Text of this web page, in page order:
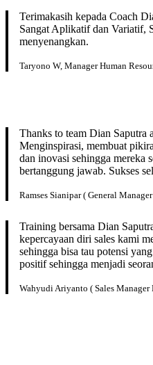
Terimakasih kepada Coach
Sangat Aplikatif dan Variatif,
menyenangkan.
Taryono W, Manager Human
Thanks to team Dian Saputra
Menginspirasi, membuat
dan inovasi sehingga mereka
bertanggung jawab. Sukses
Ramses Sianipar ( General
Training bersama Dian
kepercayaan diri sales kami
sehingga bisa tau potensi
positif sehingga menjadi
Wahyudi Ariyanto ( Sales Manager